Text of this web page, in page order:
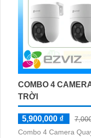
COMBO 4
TRỜI
5,900,000 ₫
Combo 4 Camera